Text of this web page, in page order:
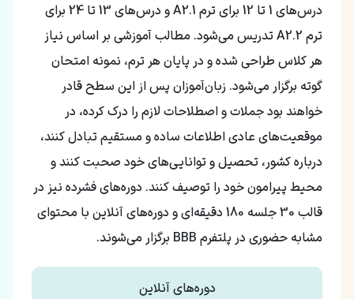
درس‌های 1 تا 12 برای ترم A2.1 و درس‌های 13 تا 24 برای
ترم A2.2 تدریس می‌شود. مطالب آموزشی بر اساس نیاز
هر کلاس طراحی شده و در پایان هر ترم، نمونه امتحان
گوته برگزار می‌شود. زبان‌آموزان پس از این سطح قادر
خواهند بود جملات و اصطلاحات لازم را درک کرده، در
موقعیت‌های عادی اطلاعات ساده و مستقیم تبادل کنند،
درباره کشور، تحصیل و توانایی‌های خود صحبت کنند و
محیط پیرامون خود را توصیف کنند. دوره‌های فشرده نیز در
قالب 30 جلسه 180 دقیقه‌ای و دوره‌های آنلاین با محتوای
مشابه حضوری در پلتفرم BBB برگزار می‌شوند.
دوره‌های آنلاین